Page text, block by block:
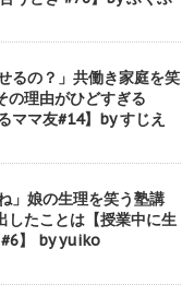
るの？」共働き家庭を笑
の理由がひどすぎる
ママ友#14】by すじえ
」娘の生理を笑う塾講
したことは【授業中に生
#6】 by yuiko